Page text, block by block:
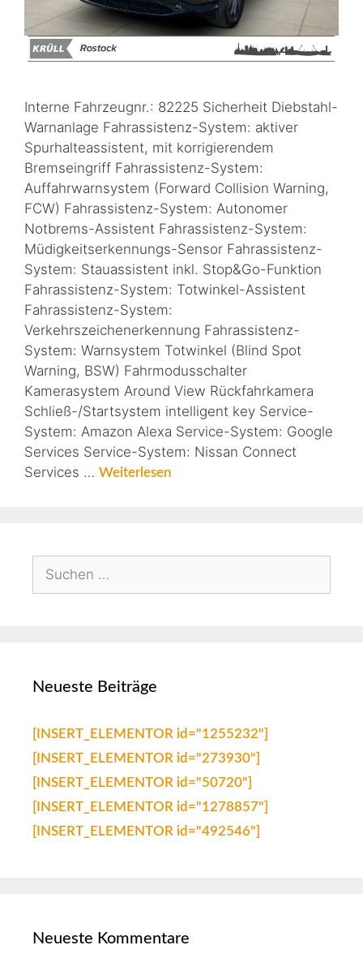
Interne Fahrzeugnr.: 82225 Sicherheit Diebstahl-
Warnanlage Fahrassistenz-System: aktiver
Spurhalteassistent, mit korrigierendem
Bremseingriff Fahrassistenz-System:
Auffahrwarnsystem (Forward Collision Warning,
FCW) Fahrassistenz-System: Autonomer
Notbrems-Assistent Fahrassistenz-System:
Müdigkeitserkennungs-Sensor Fahrassistenz-
System: Stauassistent inkl. Stop&Go-Funktion
Fahrassistenz-System: Totwinkel-Assistent
Fahrassistenz-System:
Verkehrszeichenerkennung Fahrassistenz-
System: Warnsystem Totwinkel (Blind Spot
Warning, BSW) Fahrmodusschalter
Kamerasystem Around View Rückfahrkamera
Schließ-/Startsystem intelligent key Service-
System: Amazon Alexa Service-System: Google
Services Service-System: Nissan Connect
Services … Weiterlesen
Neueste Beiträge
[INSERT_ELEMENTOR id="1255232"]
[INSERT_ELEMENTOR id="273930"]
[INSERT_ELEMENTOR id="50720"]
[INSERT_ELEMENTOR id="1278857"]
[INSERT_ELEMENTOR id="492546"]
Neueste Kommentare